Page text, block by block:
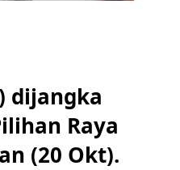
dijangka
Raya
(20 Okt).